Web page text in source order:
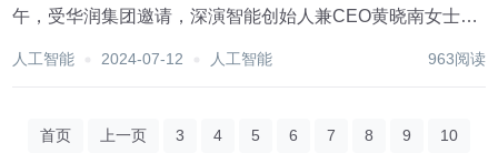
午，受华润集团邀请，深演智能创始人兼CEO黄晓南女士出
公开宣布与华润集团正式达成战略合作。作为华润首批数据
人工智能 2024-07-12 人工智能 963阅读
首页 上一页 3 4 5 6 7 8 9 10